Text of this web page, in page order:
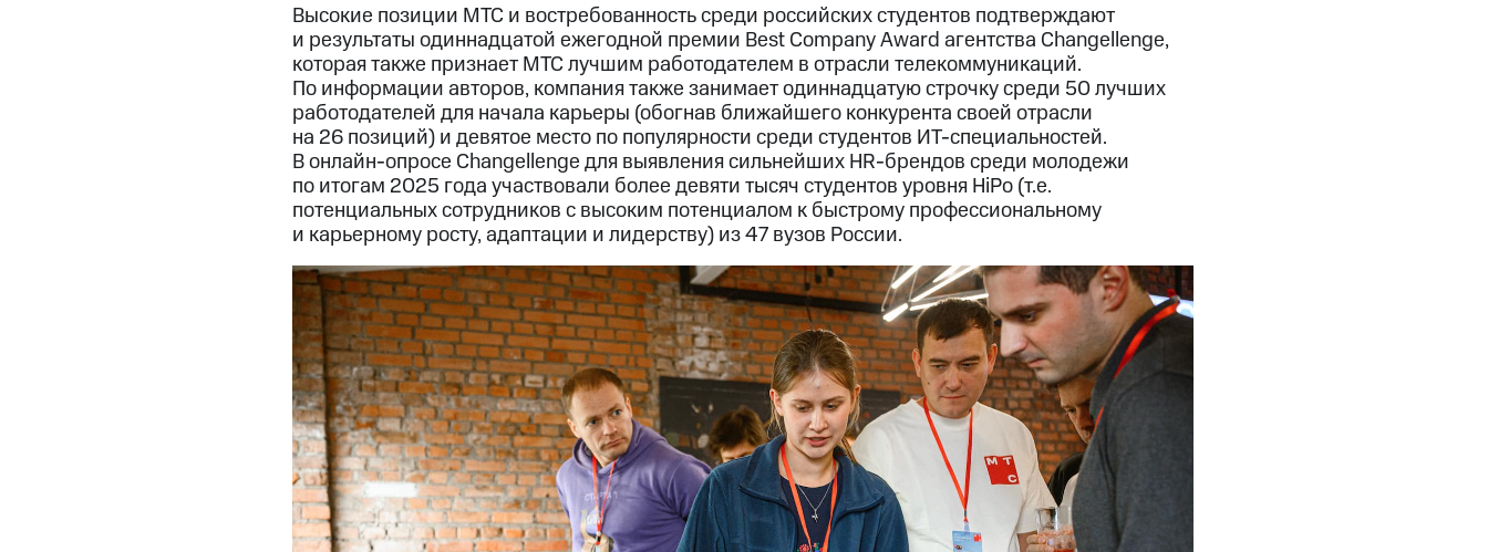
Высокие позиции МТС и востребованность среди российских студентов подтверждают
и результаты одиннадцатой ежегодной премии Best Company Award агентства Changellenge,
которая также признает МТС лучшим работодателем в отрасли телекоммуникаций.
По информации авторов, компания также занимает одиннадцатую строчку среди 50 лучших
работодателей для начала карьеры (обогнав ближайшего конкурента своей отрасли
на 26 позиций) и девятое место по популярности среди студентов ИТ-специальностей.
В онлайн-опросе Changellenge для выявления сильнейших HR-брендов среди молодежи
по итогам 2025 года участвовали более девяти тысяч студентов уровня HiPo (т.е.
потенциальных сотрудников с высоким потенциалом к быстрому профессиональному
и карьерному росту, адаптации и лидерству) из 47 вузов России.